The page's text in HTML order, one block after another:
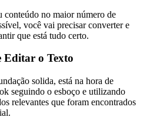
conteúdo no maior número de
você vai precisar converter e
que está tudo certo.
Editar o Texto
solida, está na hora de
seguindo o esboço e utilizando
relevantes que foram encontrados